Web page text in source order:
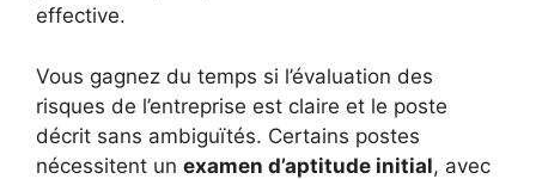
effective.
Vous gagnez du temps si l’évaluation des
risques de l’entreprise est claire et le poste
décrit sans ambiguïtés. Certains postes
nécessitent un examen d’aptitude initial, avec